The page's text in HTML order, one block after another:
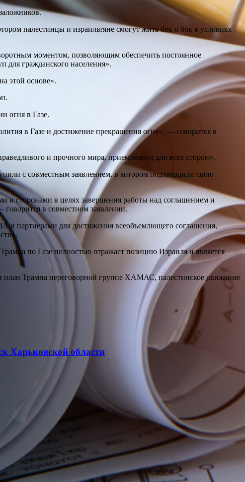
палестинцы и израильтяне смогут жить бок о бок в условиях
моментом, позволяющим обеспечить постоянное
для гражданского населения».
этой основе».
огня в Газе.
в Газе и достижение прекращения огня», — говорится в
и прочного мира, приемлемого для всех сторон».
с совместным заявлением, в котором подтвердили свою
сторонами в целях завершения работы над соглашением и
говорится в совместном заявлении.
и партнерами для достижения всеобъемлющего соглашения,
по Газе полностью отражает позицию Израиля и является
план Трампа переговорной группе ХАМАС, палестинское движение
Харьковской области